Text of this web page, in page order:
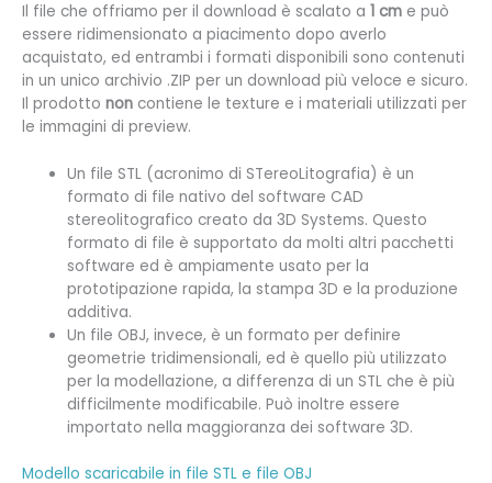
Il file che offriamo per il download è scalato a 1 cm e può
essere ridimensionato a piacimento dopo averlo
acquistato, ed entrambi i formati disponibili sono contenuti
in un unico archivio .ZIP per un download più veloce e sicuro.
Il prodotto non contiene le texture e i materiali utilizzati per
le immagini di preview.
Un file STL (acronimo di STereoLitografia) è un
formato di file nativo del software CAD
stereolitografico creato da 3D Systems. Questo
formato di file è supportato da molti altri pacchetti
software ed è ampiamente usato per la
prototipazione rapida, la stampa 3D e la produzione
additiva.
Un file OBJ, invece, è un formato per definire
geometrie tridimensionali, ed è quello più utilizzato
per la modellazione, a differenza di un STL che è più
difficilmente modificabile. Può inoltre essere
importato nella maggioranza dei software 3D.
Modello scaricabile in file STL e file OBJ